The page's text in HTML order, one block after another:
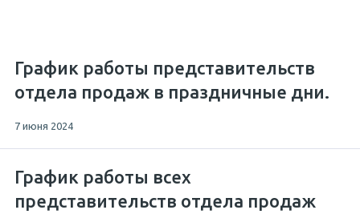
График работы представительств
отдела продаж в праздничные дни.
7 июня 2024
График работы всех
представительств отдела продаж